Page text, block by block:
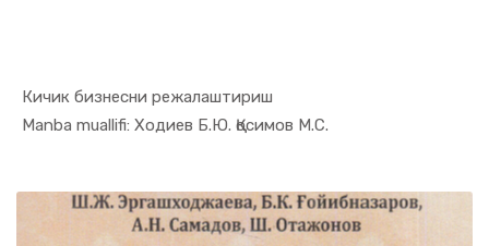
Кичик бизнесни режалаштириш
Manba muallifi: Ходиев Б.Ю. Қосимов М.С.
In Tadbirk...